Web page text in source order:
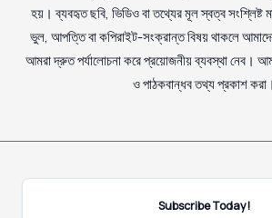
হয়। ব্যবহৃত ছবি, ভিডিও বা তথ্যের মূল স্বত্ব সংশ্লিষ্ট
ভুল, আপত্তি বা কপিরাইট-সংক্রান্ত বিষয় থাকলে
আমরা দ্রুত পর্যালোচনা করে প্রয়োজনীয় ব্যবস্থা নেব।
ও পাঠকবান্ধব তথ্য প্রকাশ করা।
Subscribe Today!